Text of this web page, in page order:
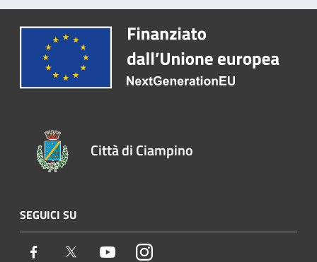
Città di Ciampino
SEGUICI SU
Facebook Twitter YoutubeInstagram